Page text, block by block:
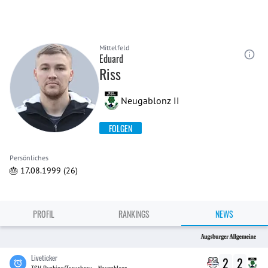
Mittelfeld
Eduard
Riss
Neugablonz II
FOLGEN
Persönliches
🎂 17.08.1999 (26)
PROFIL RANKINGS NEWS
Liveticker
2 2